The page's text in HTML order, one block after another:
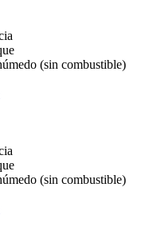
(sin combustible)
(sin combustible)